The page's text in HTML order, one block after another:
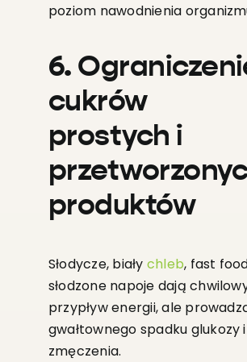
poziom nawodnienia
6.
cukrów
prostych i
produktów
Słodycze, biały chleb, fast
słodzone napoje dają
przypływ energii, ale
gwałtownego spadku glukozy i
zmęczenia.